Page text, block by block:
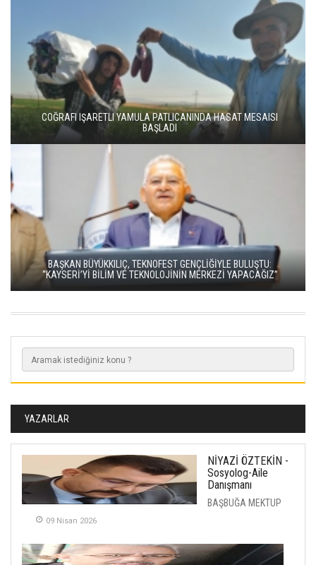
COĞRAFI IŞARETLI YAMULA PATLICANINDA HASAT MESAISI
BAŞLADI
BAŞKAN BÜYÜKKILIÇ, TEKNOFEST GENÇLİĞİYLE BULUŞTU:
“KAYSERİ’Yİ BİLİM VE TEKNOLOJİNİN MERKEZİ YAPACAĞIZ”
YAZARLAR
NİYAZİ ÖZTEKİN -
Sosyolog-Aile
Danışmanı
BAŞBUĞA MEKTUP
09 Nisan 2026